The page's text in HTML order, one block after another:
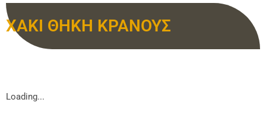
ΧΑΚΙ ΘΗΚΗ ΚΡΑΝΟΥΣ
Loading...